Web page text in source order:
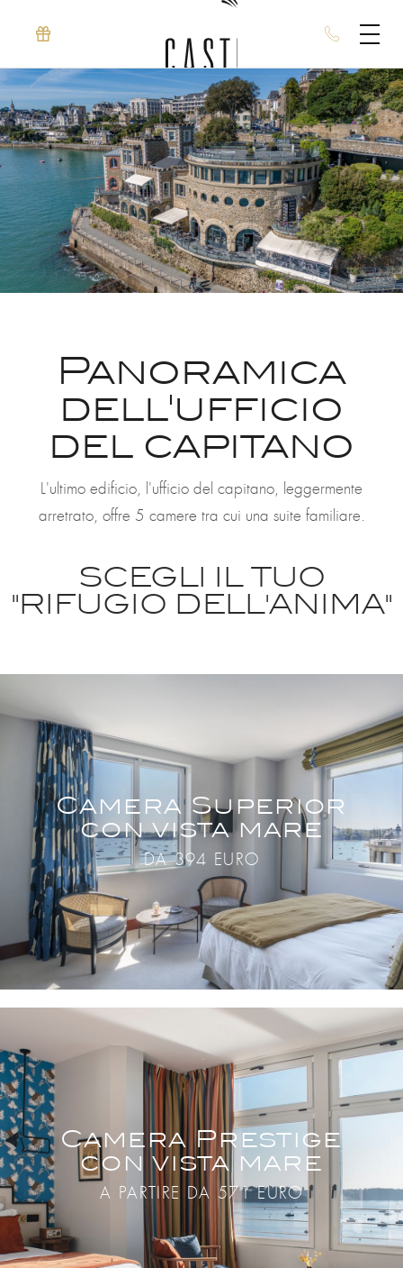
Panoramica
dell'ufficio
del capitano
L'ultimo edificio, l'ufficio del capitano, leggermente
arretrato, offre 5 camere tra cui una suite familiare.
SCEGLI IL TUO
"RIFUGIO DELL'ANIMA"
Camera Superior
con vista mare
DA 394 EURO
Camera Prestige
con vista mare
A PARTIRE DA 571 EURO